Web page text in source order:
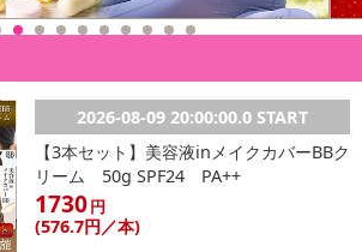
カテゴリー別注意事項（※必ずご確認くだ
らの情報は 2026-07-09 14:08:36.0での情報となります。
2026-08-09 20:00:00.0 START
【3本セット】美容液inメイクカバーBBク
リーム 50g SPF24 PA++
1730円
(576.7円 ／本)